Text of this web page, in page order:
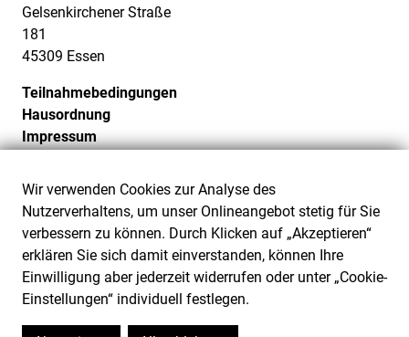
Wir verwenden Cookies zur Analyse des
Nutzerverhaltens, um unser Onlineangebot stetig für Sie
verbessern zu können. Durch Klicken auf „Akzeptieren“
erklären Sie sich damit einverstanden, können Ihre
Einwilligung aber jederzeit widerrufen oder unter „Cookie-
Einstellungen“ individuell festlegen.
Gelsenkirchener Straße
181
45309 Essen
Teilnahmebedingungen
Hausordnung
Impressum
Cookie-Einstellungen
Barrierefreiheit
Barriere melden